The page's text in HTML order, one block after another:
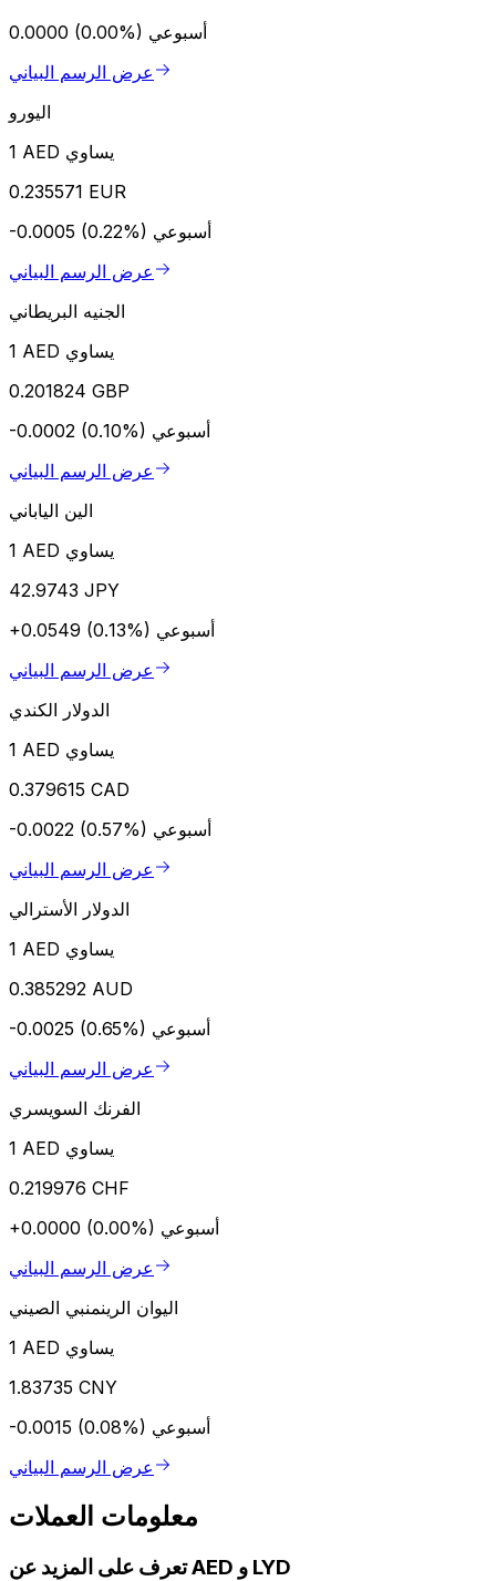
0.0000 (0.00%) أسبوعي
عرض الرسم البياني
اليورو
1 AED يساوي
0.235571 EUR
-0.0005 (0.22%) أسبوعي
عرض الرسم البياني
الجنيه البريطاني
1 AED يساوي
0.201824 GBP
-0.0002 (0.10%) أسبوعي
عرض الرسم البياني
الين الياباني
1 AED يساوي
42.9743 JPY
+0.0549 (0.13%) أسبوعي
عرض الرسم البياني
الدولار الكندي
1 AED يساوي
0.379615 CAD
-0.0022 (0.57%) أسبوعي
عرض الرسم البياني
الدولار الأسترالي
1 AED يساوي
0.385292 AUD
-0.0025 (0.65%) أسبوعي
عرض الرسم البياني
الفرنك السويسري
1 AED يساوي
0.219976 CHF
+0.0000 (0.00%) أسبوعي
عرض الرسم البياني
اليوان الرينمنبي الصيني
1 AED يساوي
1.83735 CNY
-0.0015 (0.08%) أسبوعي
عرض الرسم البياني
معلومات العملات
تعرف على المزيد عن AED و LYD